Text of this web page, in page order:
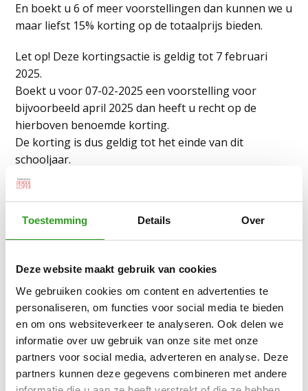
Toestemming Details Over
Deze website maakt gebruik van cookies
We gebruiken cookies om content en advertenties te
personaliseren, om functies voor social media te bieden
en om ons websiteverkeer te analyseren. Ook delen we
informatie over uw gebruik van onze site met onze
partners voor social media, adverteren en analyse. Deze
partners kunnen deze gegevens combineren met andere
En boekt u 6 of meer voorstellingen dan kunnen we u
maar liefst 15% korting op de totaalprijs bieden.
Let op! Deze kortingsactie is geldig tot 7 februari
2025.
Boekt u voor 07-02-2025 een voorstelling voor
bijvoorbeeld april 2025 dan heeft u recht op de
hierboven benoemde korting.
De korting is dus geldig tot het einde van dit
schooljaar.
Zoeken
MEER INFORMATIE?